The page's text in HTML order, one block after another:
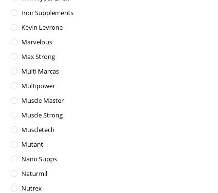
Iron Supplements
Kevin Levrone
Marvelous
Max Strong
Multi Marcas
Multipower
Muscle Master
Muscle Strong
Muscletech
Mutant
Nano Supps
Naturmil
Nutrex